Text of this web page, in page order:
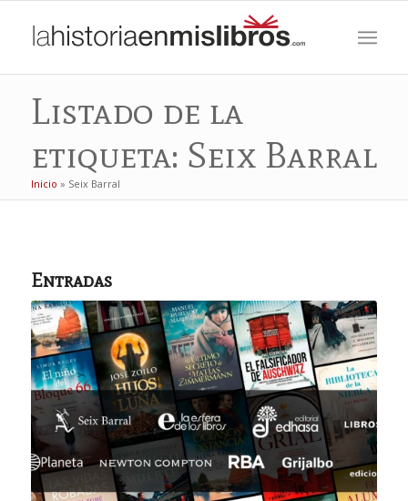
Listado de la
etiqueta: Seix Barral
Inicio » Seix Barral
Entradas